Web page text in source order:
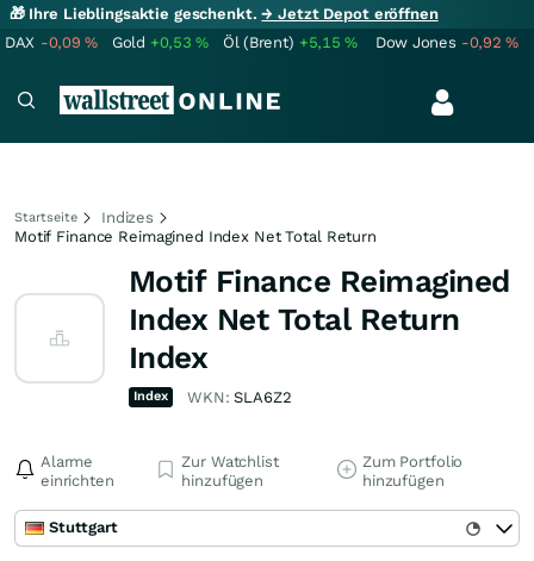
🎁 Ihre Lieblingsaktie geschenkt.→ Jetzt Depot eröffnen
DAX -0,09% Gold +0,53% Öl (Brent) +5,15% Dow Jones -0,92%
Startseite
Indizes
Motif Finance Reimagined Index Net Total Return
Motif Finance Reimagined
Index Net Total Return
Index
Index WKN:SLA6Z2
Alarme
einrichten
Zur Watchlist
hinzufügen
Zum Portfolio
hinzufügen
Stuttgart